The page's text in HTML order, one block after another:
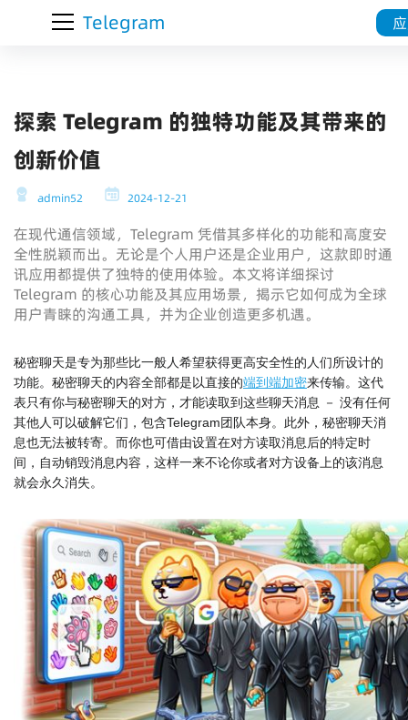
Telegram
探索 Telegram 的独特功能及其带来的
创新价值
admin52 2024-12-21
在现代通信领域，Telegram 凭借其多样化的功能和高度安
全性脱颖而出。无论是个人用户还是企业用户，这款即时通
讯应用都提供了独特的使用体验。本文将详细探讨
Telegram 的核心功能及其应用场景，揭示它如何成为全球
用户青睐的沟通工具，并为企业创造更多机遇。
秘密聊天是专为那些比一般人希望获得更高安全性的人们所设计的
功能。秘密聊天的内容全部都是以直接的端到端加密来传输。这代
表只有你与秘密聊天的对方，才能读取到这些聊天消息 － 没有任何
其他人可以破解它们，包含Telegram团队本身。此外，秘密聊天消
息也无法被转寄。而你也可借由设置在对方读取消息后的特定时
间，自动销毁消息内容，这样一来不论你或者对方设备上的该消息
就会永久消失。